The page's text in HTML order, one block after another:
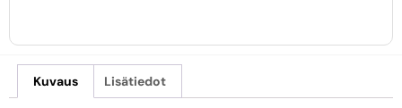
Kuvaus Lisätiedot